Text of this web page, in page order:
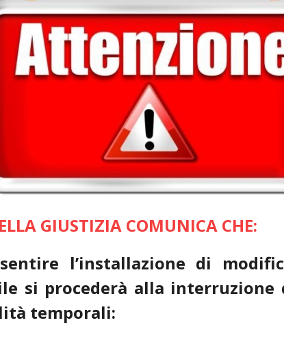
GIUSTIZIA COMUNICA CHE:
l’installazione di
si procederà alla interruzione
temporali: